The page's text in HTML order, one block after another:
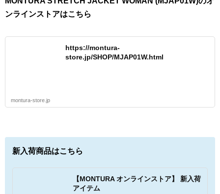
ンラインストアはこちら
https://montura-
store.jp/SHOP/MJAP01W.html
montura-store.jp
新入荷商品はこちら
【MONTURA オンラインストア】 新入荷
アイテム